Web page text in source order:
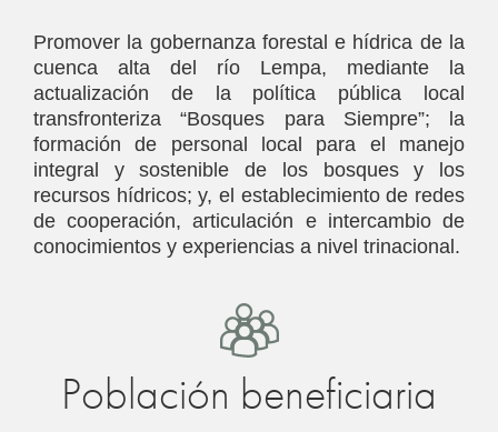
Promover la gobernanza forestal e hídrica de la
cuenca alta del río Lempa, mediante la
actualización de la política pública local
transfronteriza “Bosques para Siempre”; la
formación de personal local para el manejo
integral y sostenible de los bosques y los
recursos hídricos; y, el establecimiento de redes
de cooperación, articulación e intercambio de
conocimientos y experiencias a nivel trinacional.
Población beneficiaria